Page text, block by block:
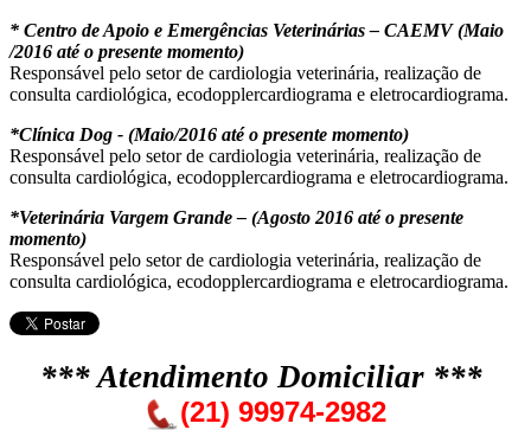
* Centro de Apoio e Emergências Veterinárias – CAEMV (Maio
/2016 até o presente momento)
Responsável pelo setor de cardiologia veterinária, realização de
consulta cardiológica, ecodopplercardiograma e eletrocardiograma.
*Clínica Dog - (Maio/2016 até o presente momento)
Responsável pelo setor de cardiologia veterinária, realização de
consulta cardiológica, ecodopplercardiograma e eletrocardiograma.
*Veterinária Vargem Grande – (Agosto 2016 até o presente
momento)
Responsável pelo setor de cardiologia veterinária, realização de
consulta cardiológica, ecodopplercardiograma e eletrocardiograma.
*** Atendimento Domiciliar ***
(21) 99974-2982